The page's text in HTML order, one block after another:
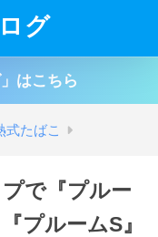
グ
はこちら
式たばこ
で『プルー
プルームS』